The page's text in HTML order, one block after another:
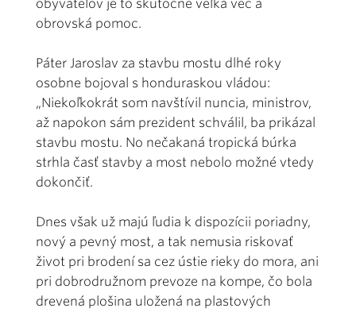
obyvateľov je to skutočne veľká vec a
obrovská pomoc.
Páter Jaroslav za stavbu mostu dlhé roky
osobne bojoval s honduraskou vládou:
„Niekoľkokrát som navštívil nuncia, ministrov,
až napokon sám prezident schválil, ba prikázal
stavbu mostu. No nečakaná tropická búrka
strhla časť stavby a most nebolo možné vtedy
dokončiť.
Dnes však už majú ľudia k dispozícii poriadny,
nový a pevný most, a tak nemusia riskovať
život pri brodení sa cez ústie rieky do mora, ani
pri dobrodružnom prevoze na kompe, čo bola
drevená plošina uložená na plastových